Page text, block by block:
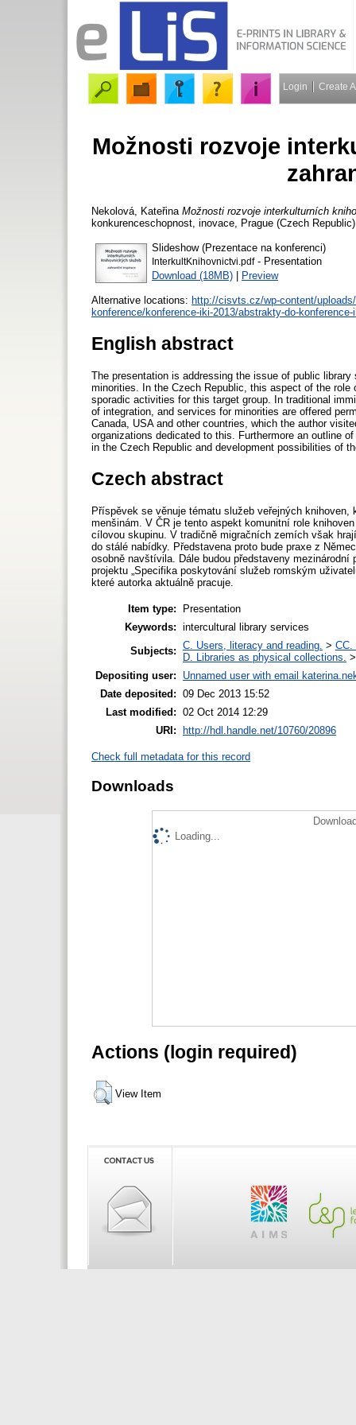
Login Create
Možnosti rozvoje
Nekolová, Kateřina Možnosti rozvoje interkulturních
konkurenceschopnost, inovace, Prague (Czech
Slideshow (Prezentace na konferenci)
InterkultKnihovnictvi.pdf- Presentation
Download (18MB) | Preview
Alternative locations: http://cisvts.cz/wp-content/
konference/konference-iki-2013/abstrakty-do-konference-
English abstract
The presentation is addressing the issue of public
minorities. In the Czech Republic, this aspect of the
sporadic activities for this target group. In traditional
of integration, and services for minorities are offered
Canada, USA and other countries, which the author
organizations dedicated to this. Furthermore an outline
in the Czech Republic and development possibilities of
Czech abstract
Příspěvek se věnuje tématu služeb veřejných
menšinám. V ČR je tento aspekt komunitní role
cílovou skupinu. V tradičně migračních zemích však
do stálé nabídky. Představena proto bude praxe z
osobně navštívila. Dále budou představeny
projektu „Specifika poskytování služeb romským
které autorka aktuálně pracuje.
Item type:
Presentation
Keywords: intercultural library services
Subjects: C. Users, literacy and reading. > CC.
D. Libraries as physical collections.
Depositing user:
Unnamed user with email
Date deposited: 09 Dec 2013 15:52
Last modified: 02 Oct 2014 12:29
URI:
http://hdl.handle.net/10760/20896
Check full metadata for this record
Downloads
Loading...
Actions (login required)
View Item